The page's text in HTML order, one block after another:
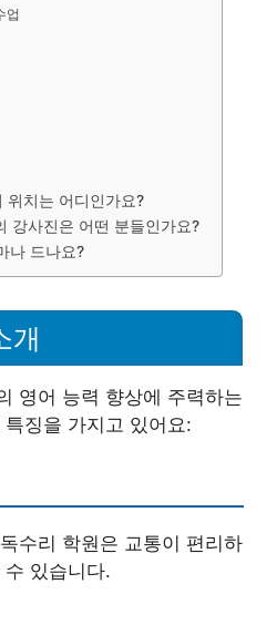
업
위치는 어디인가요?
강사진은 어떤 분들인가요?
나 드나요?
개
영어 능력 향상에 주력하는
징을 가지고 있어요:
수리 학원은 교통이 편리하
있습니다.